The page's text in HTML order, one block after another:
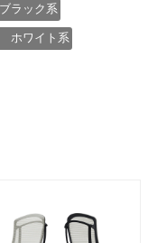
ラック系
ホワイト系